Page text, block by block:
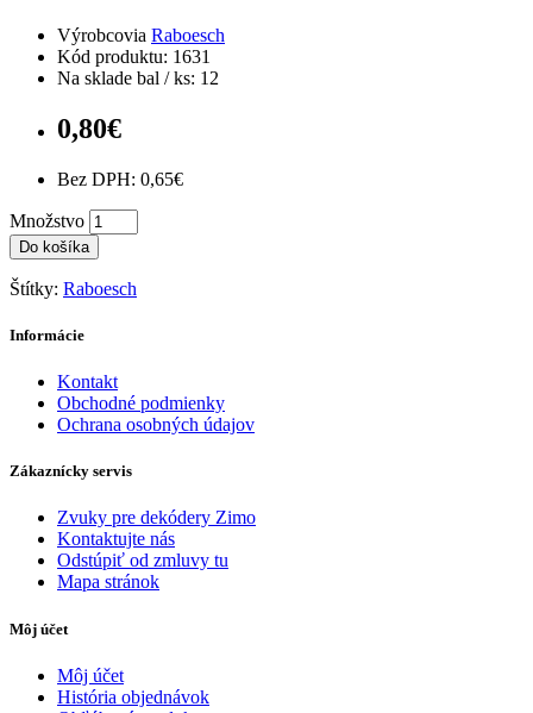
Výrobcovia Raboesch
Kód produktu: 1631
Na sklade bal / ks: 12
0,80€
Bez DPH: 0,65€
Množstvo
Do košíka
Štítky: Raboesch
Informácie
Kontakt
Obchodné podmienky
Ochrana osobných údajov
Zákaznícky servis
Zvuky pre dekódery Zimo
Kontaktujte nás
Odstúpiť od zmluvy tu
Mapa stránok
Môj účet
Môj účet
História objednávok